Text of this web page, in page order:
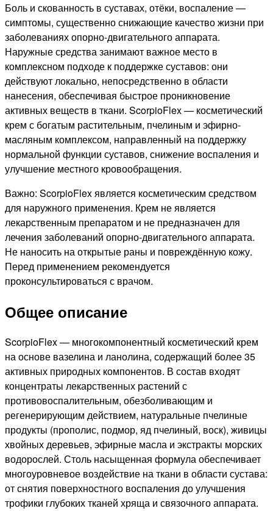
Боль и скованность в суставах, отёки, воспаление —
симптомы, существенно снижающие качество жизни при
заболеваниях опорно-двигательного аппарата.
Наружные средства занимают важное место в
комплексном подходе к поддержке суставов: они
действуют локально, непосредственно в области
нанесения, обеспечивая быстрое проникновение
активных веществ в ткани. ScorpioFlex — косметический
крем с богатым растительным, пчелиным и эфирно-
масляным комплексом, направленный на поддержку
нормальной функции суставов, снижение воспаления и
улучшение местного кровообращения.
Важно: ScorpioFlex является косметическим средством
для наружного применения. Крем не является
лекарственным препаратом и не предназначен для
лечения заболеваний опорно-двигательного аппарата.
Не наносить на открытые раны и повреждённую кожу.
Перед применением рекомендуется
проконсультироваться с врачом.
Общее описание
ScorpioFlex — многокомпонентный косметический крем
на основе вазелина и ланолина, содержащий более 35
активных природных компонентов. В состав входят
концентраты лекарственных растений с
противовоспалительным, обезболивающим и
регенерирующим действием, натуральные пчелиные
продукты (прополис, подмор, яд пчелиный, воск), живицы
хвойных деревьев, эфирные масла и экстракты морских
водорослей. Столь насыщенная формула обеспечивает
многоуровневое воздействие на ткани в области сустава:
от снятия поверхностного воспаления до улучшения
трофики глубоких тканей хряща и связочного аппарата.